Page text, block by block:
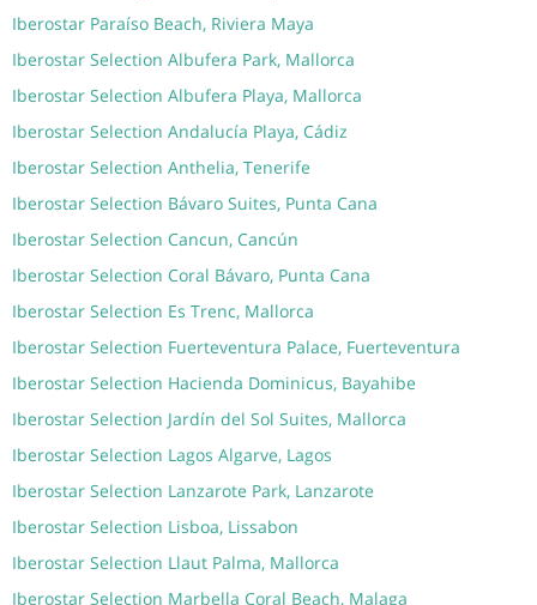
Iberostar Paraíso Beach, Riviera Maya
Iberostar Selection Albufera Park, Mallorca
Iberostar Selection Albufera Playa, Mallorca
Iberostar Selection Andalucía Playa, Cádiz
Iberostar Selection Anthelia, Tenerife
Iberostar Selection Bávaro Suites, Punta Cana
Iberostar Selection Cancun, Cancún
Iberostar Selection Coral Bávaro, Punta Cana
Iberostar Selection Es Trenc, Mallorca
Iberostar Selection Fuerteventura Palace, Fuerteventura
Iberostar Selection Hacienda Dominicus, Bayahibe
Iberostar Selection Jardín del Sol Suites, Mallorca
Iberostar Selection Lagos Algarve, Lagos
Iberostar Selection Lanzarote Park, Lanzarote
Iberostar Selection Lisboa, Lissabon
Iberostar Selection Llaut Palma, Mallorca
Iberostar Selection Marbella Coral Beach, Malaga